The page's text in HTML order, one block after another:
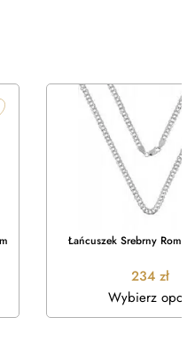
Łańcuszek Srebrny
234 zł
Wybierz opcje